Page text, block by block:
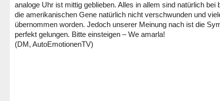
analoge Uhr ist mittig geblieben. Alles in allem sind natürlich bei
die amerikanischen Gene natürlich nicht verschwunden und
übernommen worden. Jedoch unserer Meinung nach ist die
perfekt gelungen. Bitte einsteigen – We amarla!
(DM, AutoEmotionenTV)